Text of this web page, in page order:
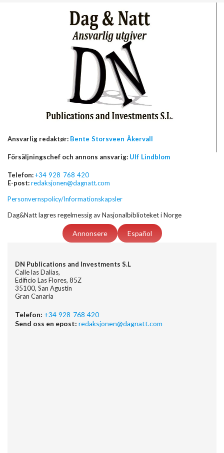
Ansvarlig redaktør: Bente Storsveen Åkervall
Försäljningschef och annons ansvarig: Ulf Lindblom
Telefon:+34 928 768 420
E-post:redaksjonen@dagnatt.com
Personvernspolicy/Informationskapsler
Dag&Natt lagres regelmessig av Nasjonalbiblioteket i Norge
Annonsere Español
DN Publications and Investments S.L
Calle las Dalias,
Edificio Las Flores, 85Z
35100, San Agustin
Gran Canaria
Telefon: +34 928 768 420
Send oss en epost: redaksjonen@dagnatt.com